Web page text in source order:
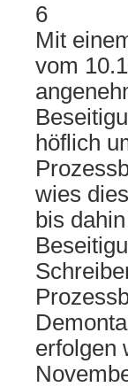
6
Mit
vom
höflich
wies
bis
erfolgen